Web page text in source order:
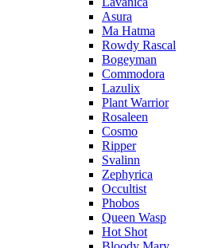
Asura
Ma Hatma
Rowdy Rascal
Bogeyman
Commodora
Lazulix
Plant Warrior
Rosaleen
Cosmo
Ripper
Svalinn
Zephyrica
Occultist
Phobos
Queen Wasp
Hot Shot